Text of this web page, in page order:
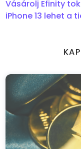
Vásárolj Efinity
iPhone 13 lehet a